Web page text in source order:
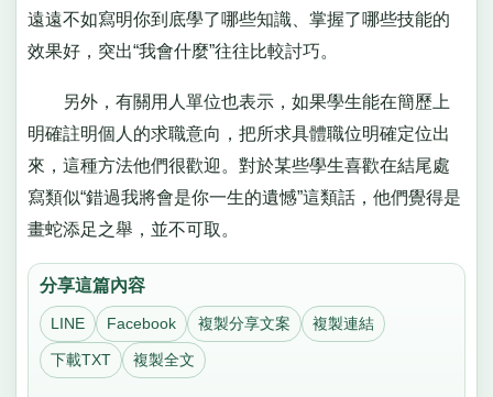
遠遠不如寫明你到底學了哪些知識、掌握了哪些技能的
效果好，突出“我會什麼”往往比較討巧。
另外，有關用人單位也表示，如果學生能在簡歷上
明確註明個人的求職意向，把所求具體職位明確定位出
來，這種方法他們很歡迎。對於某些學生喜歡在結尾處
寫類似“錯過我將會是你一生的遺憾”這類話，他們覺得是
畫蛇添足之舉，並不可取。
分享這篇內容
LINE Facebook 複製分享文案 複製連結
下載TXT 複製全文